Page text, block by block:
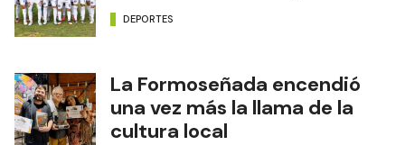
DEPORTES
La Formoseñada encendió
una vez más la llama de la
cultura local